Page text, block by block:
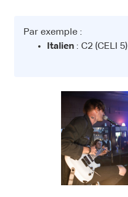
Par exemple :
Italien : C2 (CELI 5)